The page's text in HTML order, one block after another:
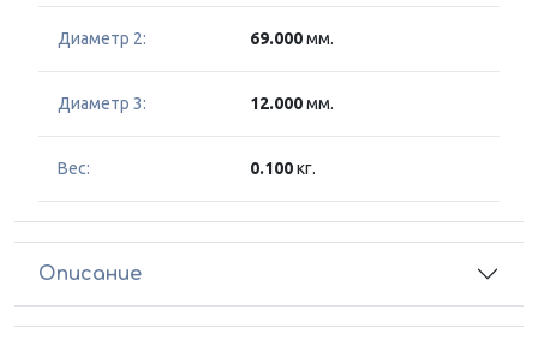
Диаметр 2: 69.000мм.
Диаметр 3: 12.000мм.
Вес: 0.100кг.
Описание